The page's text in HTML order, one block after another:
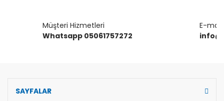
Müşteri Hizmetleri
Whatsapp 05061757272
E-mail
SAYFALAR